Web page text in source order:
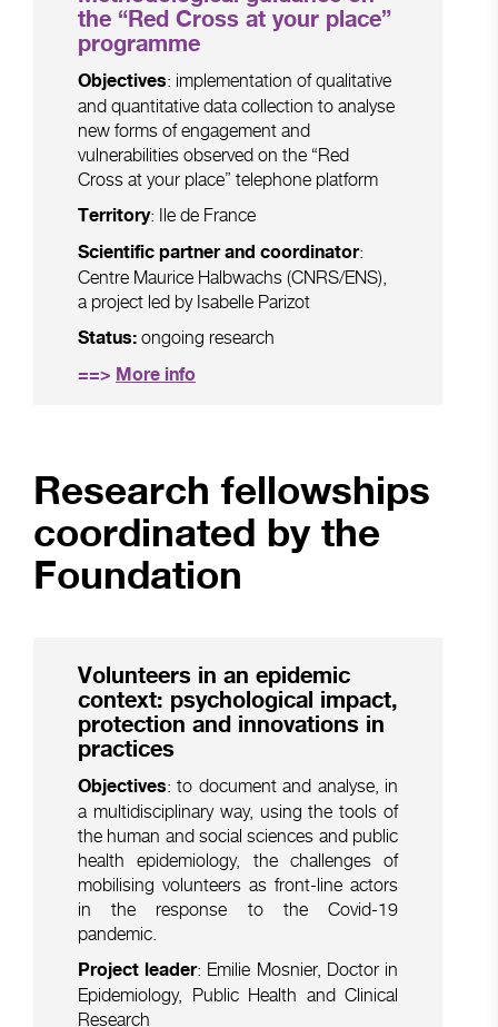
the “Red Cross at your place”
programme
Objectives: implementation of qualitative
and quantitative data collection to analyse
new forms of engagement and
vulnerabilities observed on the “Red
Cross at your place” telephone platform
Territory: Ile de France
Scientific partner and coordinator:
Centre Maurice Halbwachs (CNRS/ENS),
a project led by Isabelle Parizot
Status: ongoing research
==> More info
Research fellowships
coordinated by the
Foundation
Volunteers in an epidemic
context: psychological impact,
protection and innovations in
practices
Objectives: to document and analyse, in
a multidisciplinary way, using the tools of
the human and social sciences and public
health epidemiology, the challenges of
mobilising volunteers as front-line actors
in the response to the Covid-19
pandemic.
Project leader: Emilie Mosnier, Doctor in
Epidemiology, Public Health and Clinical
Research